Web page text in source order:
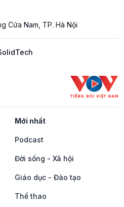
Cửa Nam, TP. Hà Nội
Mới nhất
Podcast
Đời sống - Xã hội
Giáo dục - Đào tạo
Thể thao